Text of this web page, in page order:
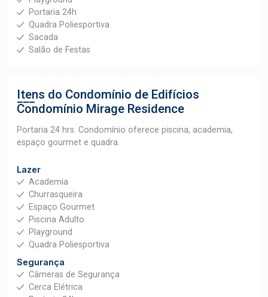
Portaria 24h
Quadra Poliesportiva
Sacada
Salão de Festas
Itens do Condomínio de Edifícios
Condomínio Mirage Residence
Portaria 24 hrs. Condomínio oferece piscina, academia,
espaço gourmet e quadra.
Lazer
Academia
Churrasqueira
Espaço Gourmet
Piscina Adulto
Playground
Quadra Poliesportiva
Segurança
Câmeras de Segurança
Cerca Elétrica